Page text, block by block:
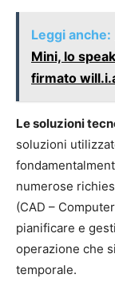
Leggi anche:
Mini, lo
firmato
Le soluzioni
soluzioni
numerose
(CAD –
pianificare e
operazione che
temporale.